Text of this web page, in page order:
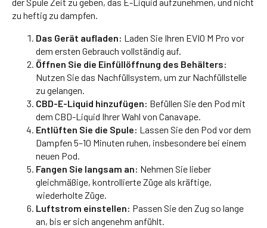
der Spule Zeit zu geben, das E-Liquid aufzunehmen, und nicht
zu heftig zu dampfen.
Das Gerät aufladen: Laden Sie Ihren EVIO M Pro vor
dem ersten Gebrauch vollständig auf.
Öffnen Sie die Einfüllöffnung des Behälters:
Nutzen Sie das Nachfüllsystem, um zur Nachfüllstelle
zu gelangen.
CBD-E-Liquid hinzufügen: Befüllen Sie den Pod mit
dem CBD-Liquid Ihrer Wahl von Canavape.
Entlüften Sie die Spule: Lassen Sie den Pod vor dem
Dampfen 5–10 Minuten ruhen, insbesondere bei einem
neuen Pod.
Fangen Sie langsam an: Nehmen Sie lieber
gleichmäßige, kontrollierte Züge als kräftige,
wiederholte Züge.
Luftstrom einstellen: Passen Sie den Zug so lange
an, bis er sich angenehm anfühlt.